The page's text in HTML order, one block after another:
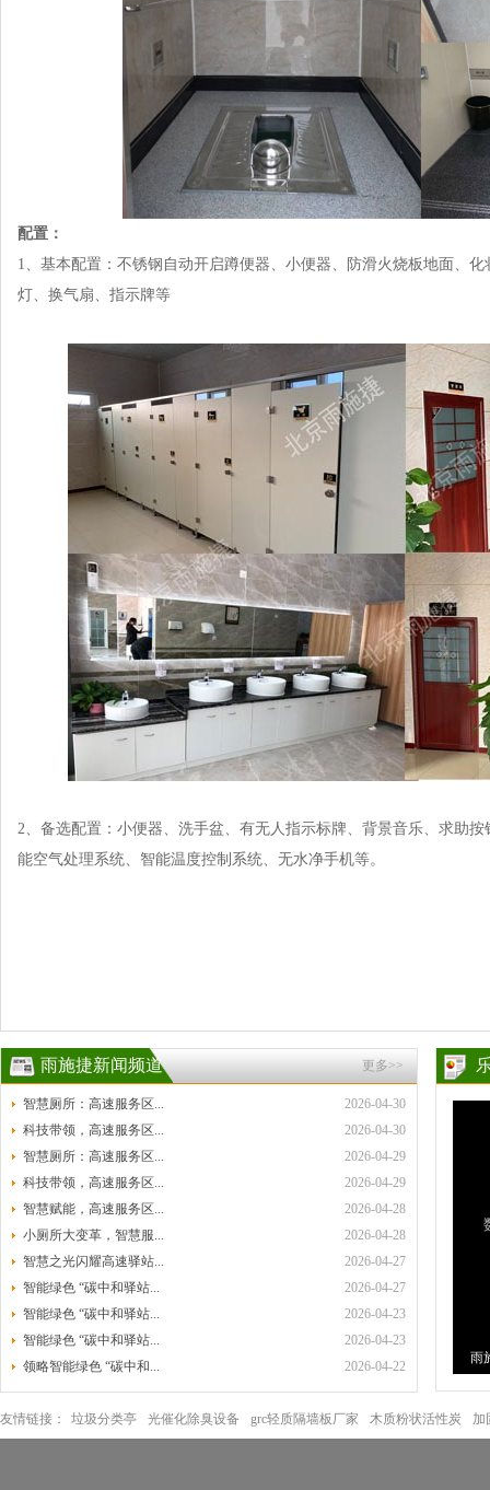
配置：
1、基本配置：不锈钢自动开启蹲便器、小便器、防滑火烧板地面、
灯、换气扇、指示牌等
2、备选配置：小便器、洗手盆、有无人指示标牌、背景音乐、求助
能空气处理系统、智能温度控制系统、无水净手机等。
更多>>
雨施捷新闻频道
2026-04-30
智慧厕所：高速服务区...
2026-04-30
科技带领，高速服务区...
2026-04-29
智慧厕所：高速服务区...
2026-04-29
科技带领，高速服务区...
2026-04-28
智慧赋能，高速服务区...
2026-04-28
小厕所大变革，智慧服...
2026-04-27
智慧之光闪耀高速驿站...
2026-04-27
智能绿色 “碳中和驿站...
2026-04-23
智能绿色 “碳中和驿站...
2026-04-23
智能绿色 “碳中和驿站...
2026-04-22
领略智能绿色 “碳中和...
雨
环
友情链接：
垃圾分类亭 光催化除臭设备 grc轻质隔墙板厂家 木质粉状活性炭 加